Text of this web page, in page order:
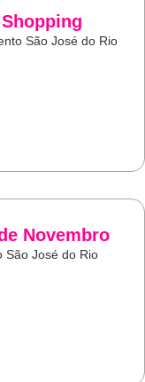
São José do Rio
Novembro
São José do Rio